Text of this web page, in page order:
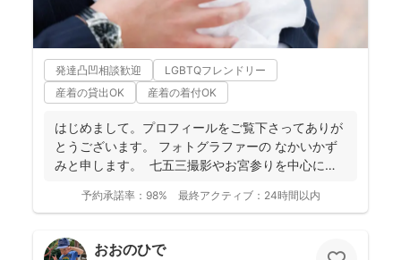
発達凸凹相談歓迎
LGBTQフレンドリー
産着の貸出OK
産着の着付OK
はじめまして。プロフィールをご覧下さってありが
とうございます。 フォトグラファーの なかいかず
みと申します。 七五三撮影やお宮参りを中心に家
予約承諾率： 98% 最終アクティブ： 24時間以内
おおのひで